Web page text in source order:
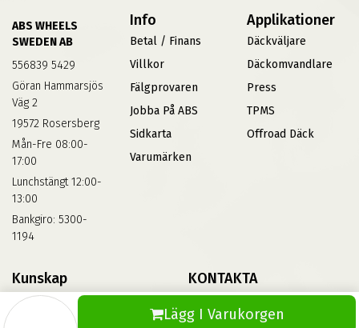
Lägg I Varukorgen
ABS WHEELS
SWEDEN AB
556839 5429
Göran Hammarsjös
Väg 2
19572 Rosersberg
Mån-Fre 08:00-
17:00
Lunchstängt 12:00-
13:00
Bankgiro: 5300-
1194
Info
Betal / Finans
Villkor
Fälgprovaren
Jobba På ABS
Sidkarta
Varumärken
Applikationer
Däckväljare
Däckomvandlare
Press
TPMS
Offroad Däck
Kunskap
Däckskola
KONTAKTA
Kontakta Oss
Vinterdäck